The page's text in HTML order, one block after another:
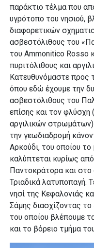
παράκτιο τέλμα που
υγρότοπο του νησιού,
διαφορετικών
ασβεστόλιθους του
του Ammonitico Rosso
πυριτόλιθους και
Κατευθυνόμαστε προς
όπου εδώ έχουμε την
ασβεστόλιθους του
επίσης και τον
αργιλικών στρωμάτων)
την γεωδιαδρομή
Αρκούδι, του οποίου
καλύπτεται κυρίως
Παντοκράτορα και στο
Τριαδικά λατυποπαγή.
νησί της Κεφαλονιάς
Σάμης διασχίζοντας
του οποίου βλέπουμε
και το βόρειο τμήμα